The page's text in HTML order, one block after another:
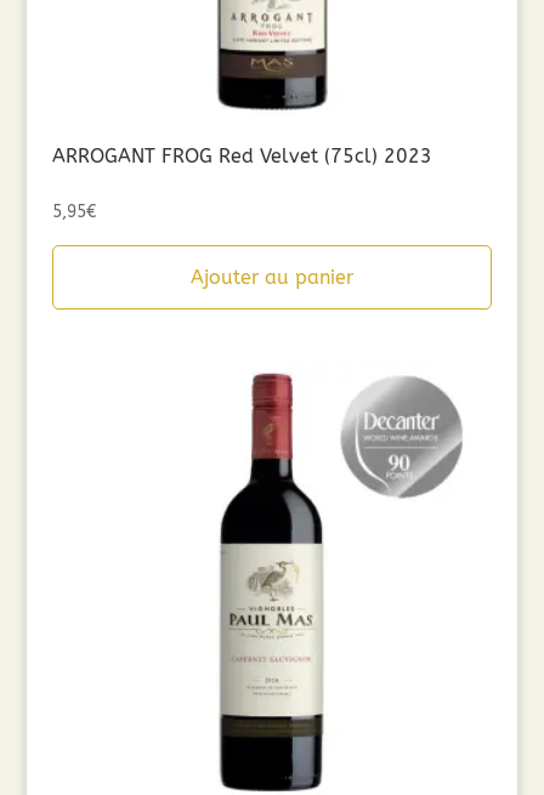
ARROGANT FROG Red Velvet (75cl) 2023
5,95€
Ajouter au panier